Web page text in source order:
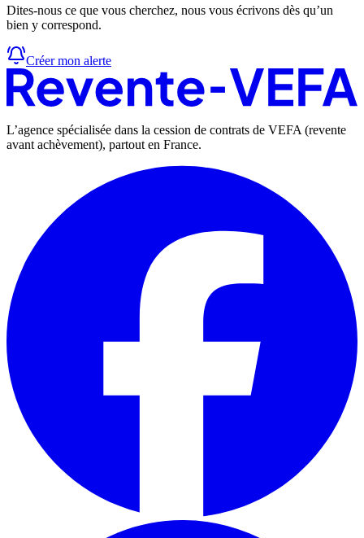
Dites-nous ce que vous cherchez, nous vous écrivons dès qu’un
bien y correspond.
Créer mon alerte
L’agence spécialisée dans la cession de contrats de VEFA (revente
avant achèvement), partout en France.